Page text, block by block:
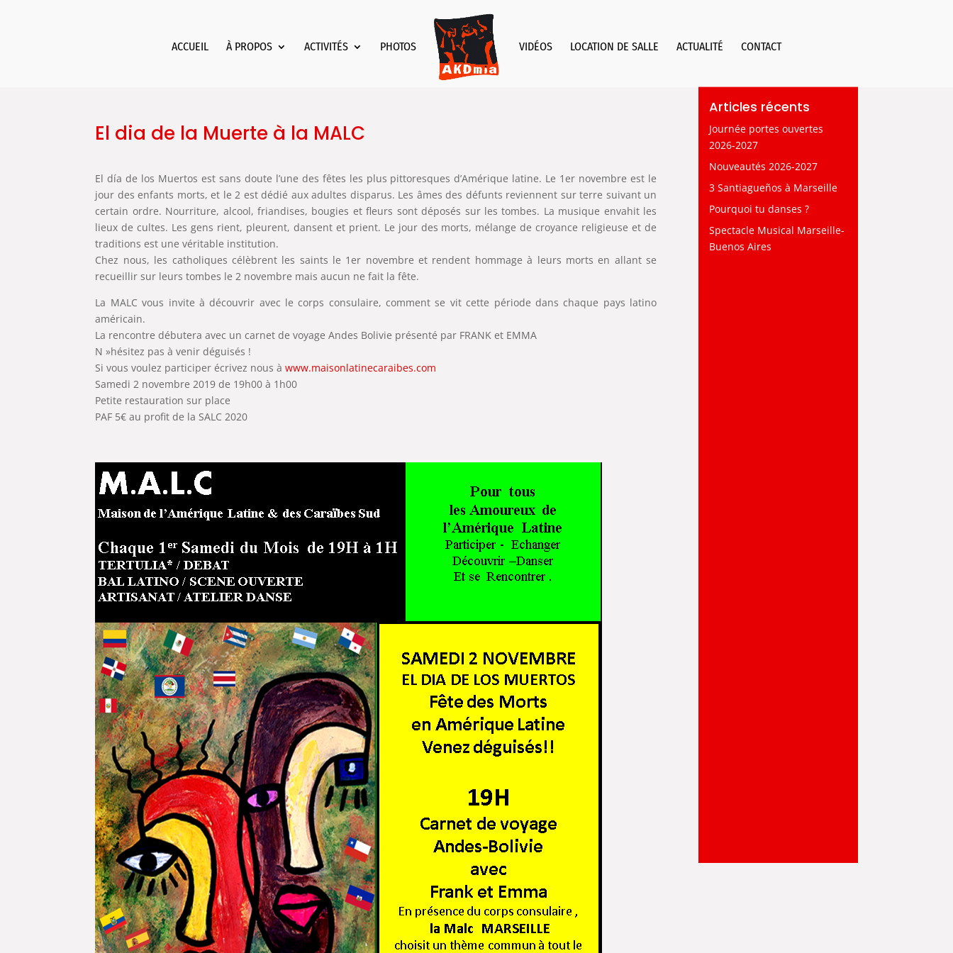
ACCUEIL À PROPOS ACTIVITÉS PHOTOS VIDÉOS LOCATION DE SALLE ACTUALITÉ CONTACT
El dia de la Muerte à la MALC
El día de los Muertos est sans doute l’une des fêtes les plus pittoresques d’Amérique latine. Le 1er novembre est le
jour des enfants morts, et le 2 est dédié aux adultes disparus. Les âmes des défunts reviennent sur terre suivant un
certain ordre. Nourriture, alcool, friandises, bougies et fleurs sont déposés sur les tombes. La musique envahit les
lieux de cultes. Les gens rient, pleurent, dansent et prient. Le jour des morts, mélange de croyance religieuse et de
traditions est une véritable institution.
Chez nous, les catholiques célèbrent les saints le 1er novembre et rendent hommage à leurs morts en allant se
recueillir sur leurs tombes le 2 novembre mais aucun ne fait la fête.
La MALC vous invite à découvrir avec le corps consulaire, comment se vit cette période dans chaque pays latino
américain.
La rencontre débutera avec un carnet de voyage Andes Bolivie présenté par FRANK et EMMA
N »hésitez pas à venir déguisés !
Si vous voulez participer écrivez nous àwww.maisonlatinecaraibes.com
Samedi 2 novembre 2019 de 19h00 à 1h00
Petite restauration sur place
PAF 5€ au profit de la SALC 2020
Articles récents
Journée portes ouvertes
2026-2027
Nouveautés 2026-2027
3 Santiagueños à Marseille
Pourquoi tu danses ?
Spectacle Musical Marseille-
Buenos Aires